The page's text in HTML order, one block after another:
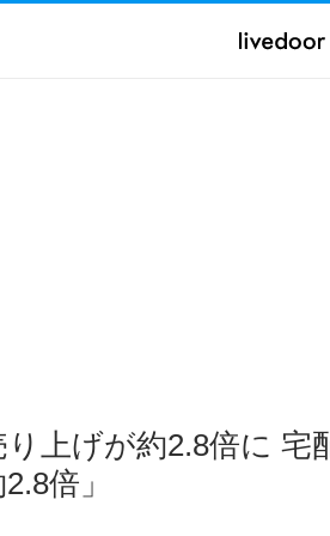
上げが約2.8倍に 宅
倍」